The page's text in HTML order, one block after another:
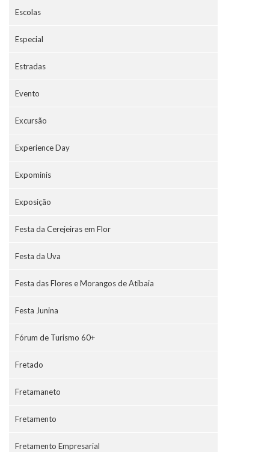
Escolas
Especial
Estradas
Evento
Excursão
Experience Day
Expominis
Exposição
Festa da Cerejeiras em Flor
Festa da Uva
Festa das Flores e Morangos de Atibaia
Festa Junina
Fórum de Turismo 60+
Fretado
Fretamaneto
Fretamento
Fretamento Empresarial